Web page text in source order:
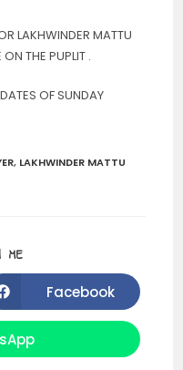
LAKHWINDER MATTU
THE PUPLIT .
OF SUNDAY
, LAKHWINDER MATTU
ME
Opens
in
a
Facebook